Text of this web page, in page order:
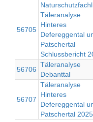
56705
Täleranalyse
Hinteres
Defereggental
Patschertal
Schlussbericht
56706
Täleranalyse
Debanttal
56707
Täleranalyse
Hinteres
Defereggental
Patschertal 2025